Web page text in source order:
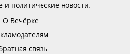
и политические новости.
О Вечёрке
связь